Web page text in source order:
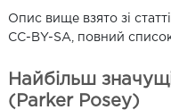
Опис вище взято зі статті
CC-BY-SA, повний
Найбільш
(Parker Posey)